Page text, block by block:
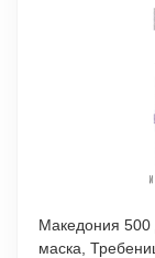
Македония 500
маска,